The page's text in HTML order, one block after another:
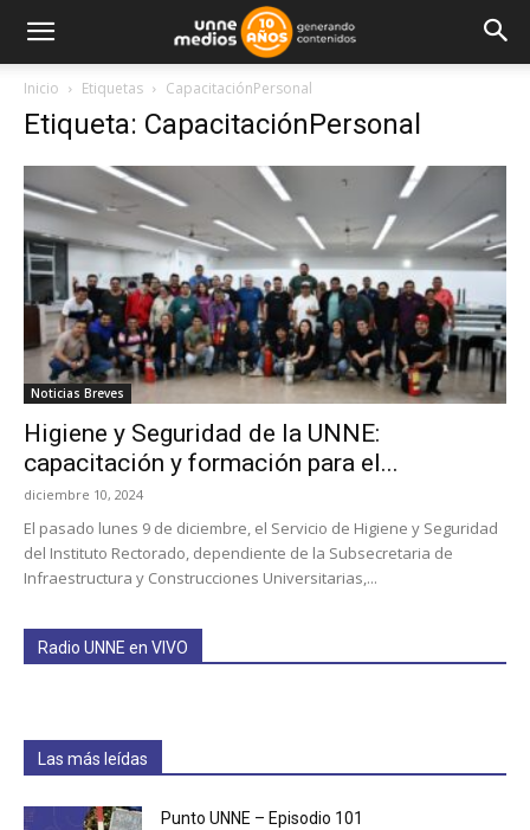
Inicio Etiquetas CapacitaciónPersonal
Etiqueta: CapacitaciónPersonal
Noticias Breves
Higiene y Seguridad de la UNNE:
capacitación y formación para el...
diciembre 10, 2024
El pasado lunes 9 de diciembre, el Servicio de Higiene y Seguridad
del Instituto Rectorado, dependiente de la Subsecretaria de
Infraestructura y Construcciones Universitarias,...
Radio UNNE en VIVO
Las más leídas
Punto UNNE – Episodio 101